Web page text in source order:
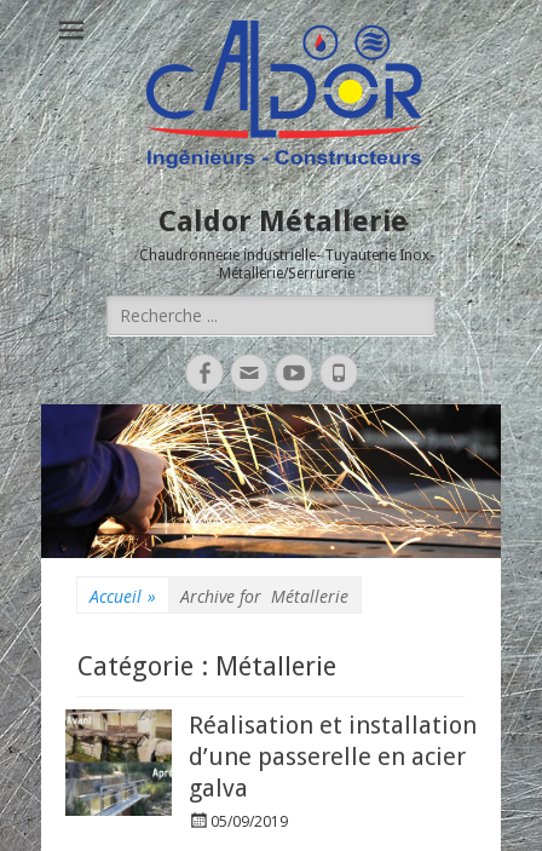
Caldor Métallerie
Chaudronnerie industrielle- Tuyauterie Inox-
Métallerie/Serrurerie
Rechercher :
FacebookAdresse
de
contact
YouTube
Tél
Accueil » Archive for Métallerie
Catégorie : Métallerie
Réalisation et installation
d’une passerelle en acier
galva
P
05/09/2019